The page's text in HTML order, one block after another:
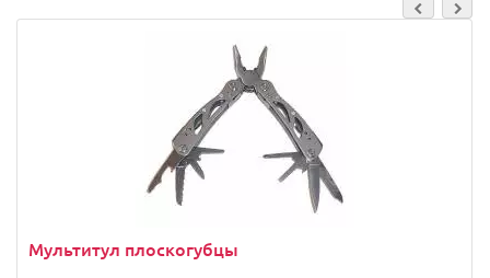
Мультитул плоскогубцы